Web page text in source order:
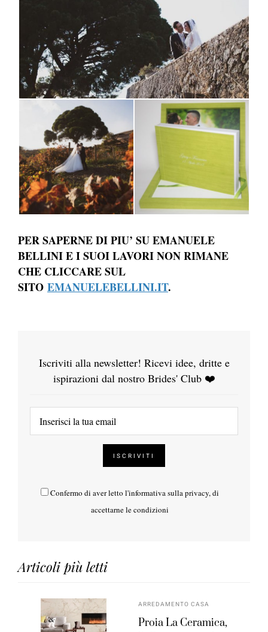
PER SAPERNE DI PIU’ SU EMANUELE
BELLINI E I SUOI LAVORI NON RIMANE
CHE CLICCARE SUL
SITO EMANUELEBELLINI.IT.
Iscriviti alla newsletter! Ricevi idee, dritte e
ispirazioni dal nostro Brides' Club ❤️
Confermo di aver letto l'informativa sulla privacy, di
accettarne le condizioni
Articoli più letti
ARREDAMENTO CASA
Proia La Ceramica,